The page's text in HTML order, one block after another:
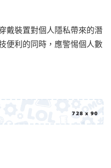
戴裝置對個人隱私帶來的潛
便利的同時，應警惕個人數